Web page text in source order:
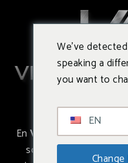
En Vista Capital Group,
solución completa y
We've
speaking a
you want to
EN